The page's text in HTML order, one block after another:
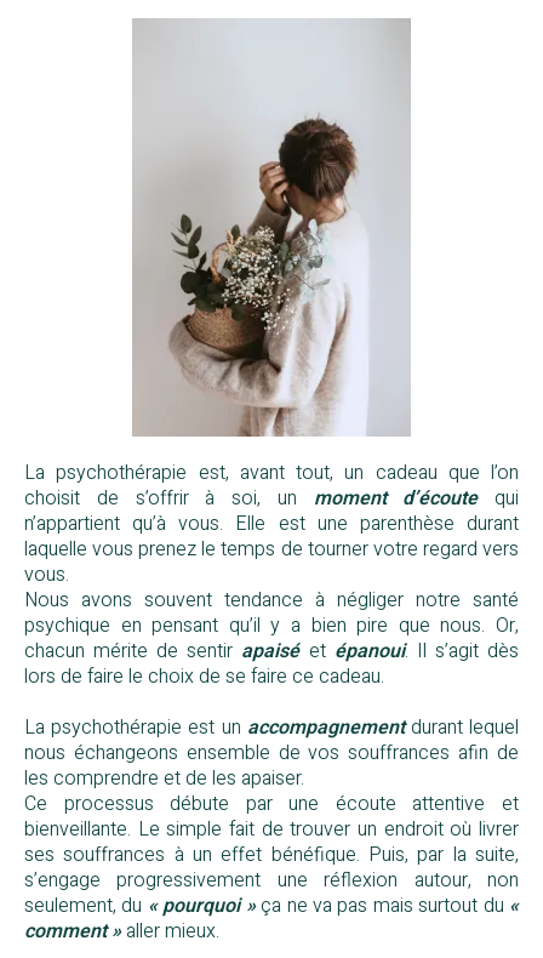
La psychothérapie est, avant tout, un cadeau que l’on
choisit de s’offrir à soi, un moment d’écoute qui
n’appartient qu’à vous. Elle est une parenthèse durant
laquelle vous prenez le temps de tourner votre regard vers
vous.
Nous avons souvent tendance à négliger notre santé
psychique en pensant qu’il y a bien pire que nous. Or,
chacun mérite de sentir apaiséet épanoui. Il s’agit dès
lors de faire le choix de se faire ce cadeau.
La psychothérapie est un accompagnementdurant lequel
nous échangeons ensemble de vos souffrances afin de
les comprendre et de les apaiser.
Ce processus débute par une écoute attentive et
bienveillante. Le simple fait de trouver un endroit où livrer
ses souffrances à un effet bénéfique. Puis, par la suite,
s’engage progressivement une réflexion autour, non
seulement, du « pourquoi »ça ne va pas mais surtout du «
comment »aller mieux.